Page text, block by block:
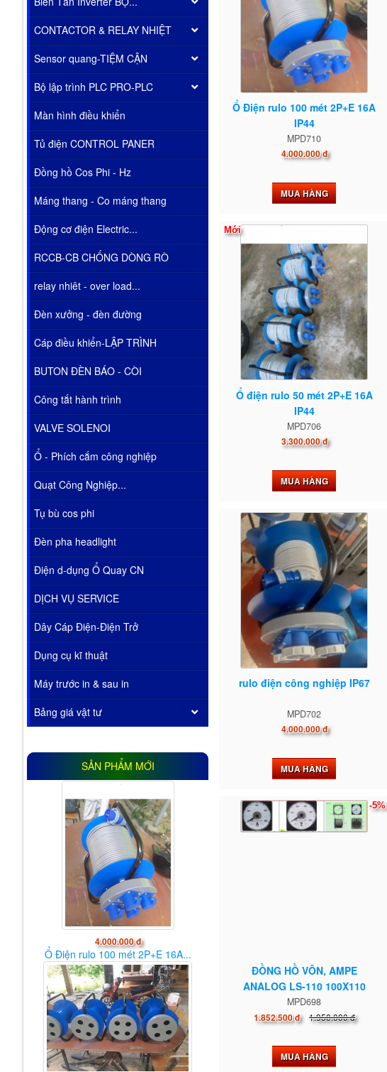
Ổ Điện rulo 100 mét 2P+E 16A
IP44
MPD710
4.000.000 đ
MUA HÀNG
Mới
Ổ điện rulo 50 mét 2P+E 16A
IP44
MPD706
3.300.000 đ
MUA HÀNG
rulo điện công nghiệp IP67
MPD702
4.000.000 đ
MUA HÀNG
-5%
ĐỒNG HỒ VÔN, AMPE
ANALOG LS-110 100X110
MPD698
1.852.500 đ 1.950.000 đ
MUA HÀNG
CONTACTOR & RELAY NHIỆT
Sensor quang-TIỆM CẬN
Bộ lập trình PLC PRO-PLC
Màn hình điều khiển
Tủ điện CONTROL PANER
Đồng hồ Cos Phi - Hz
Máng thang - Co máng thang
Động cơ điện Electric...
RCCB-CB CHỐNG DÒNG RÒ
relay nhiêt - over load...
Đèn xưởng - đèn đường
Cáp điều khiển-LẬP TRÌNH
BUTON ĐÈN BÁO - CÒI
Công tắt hành trình
VALVE SOLENOI
Ổ - Phích cắm công nghiệp
Quạt Công Nghiệp...
Tụ bù cos phi
Đèn pha headlight
Điện d-dụng Ổ Quay CN
DỊCH VỤ SERVICE
Dây Cáp Điện-Điện Trở
Dụng cụ kĩ thuật
Máy trước in & sau in
Bảng giá vật tư
SẢN PHẨM MỚI
4.000.000 đ
Ổ Điện rulo 100 mét 2P+E 16A...